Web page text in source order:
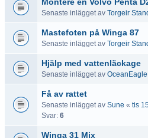
Senaste inlägget av Torgeir
Mastefoten på Winga 87
Senaste inlägget av Torgeir
Hjälp med vattenläckage
Senaste inlägget av OceanEagle
Få av rattet
Senaste inlägget av Sune « tis
Svar: 6
Winga 31 Mix